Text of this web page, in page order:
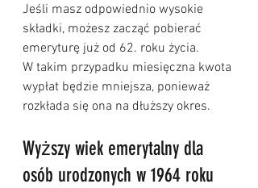
Jeśli masz odpowiednio wysokie
składki, możesz zacząć pobierać
emeryturę już od 62. roku życia.
W takim przypadku miesięczna kwota
wypłat będzie mniejsza, ponieważ
rozkłada się ona na dłuższy okres.
Wyższy wiek emerytalny dla
osób urodzonych w 1964 roku